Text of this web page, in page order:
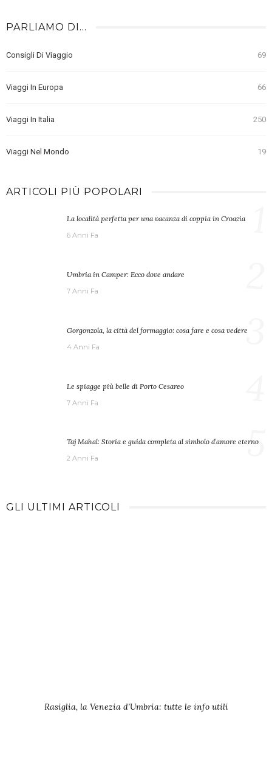
PARLIAMO DI…
Consigli Di Viaggio 69
Viaggi In Europa 66
Viaggi In Italia 250
Viaggi Nel Mondo 19
ARTICOLI PIÙ POPOLARI
La località perfetta per una vacanza di coppia in Croazia
6 Anni Fa
Umbria in Camper: Ecco dove andare
7 Anni Fa
Gorgonzola, la città del formaggio: cosa fare e cosa vedere
4 Anni Fa 3
Le spiagge più belle di Porto Cesareo
7 Anni Fa
Taj Mahal: Storia e guida completa al simbolo d’amore eterno
2 Anni Fa 5
GLI ULTIMI ARTICOLI
Rasiglia, la Venezia d’Umbria: tutte le info utili